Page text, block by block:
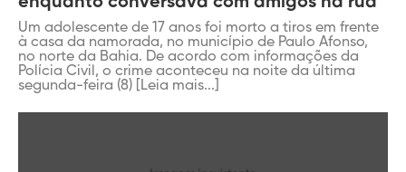
Um adolescente de 17 anos foi morto a tiros em frente
à casa da namorada, no município de Paulo Afonso,
no norte da Bahia. De acordo com informações da
Polícia Civil, o crime aconteceu na noite da última
segunda-feira (8) [Leia mais...]